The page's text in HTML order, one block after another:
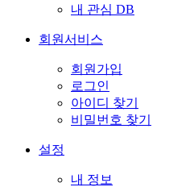
내 관심 DB
회원서비스
회원가입
로그인
아이디 찾기
비밀번호 찾기
설정
내 정보